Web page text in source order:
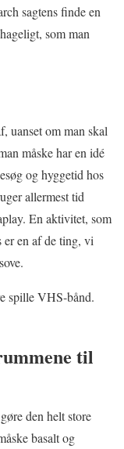
sagtens finde en
som man
uanset om man skal
måske har en idé
og hyggetid hos
allermest tid
En aktivitet, som
en af de ting, vi
spille VHS-bånd.
til
den helt store
basalt og